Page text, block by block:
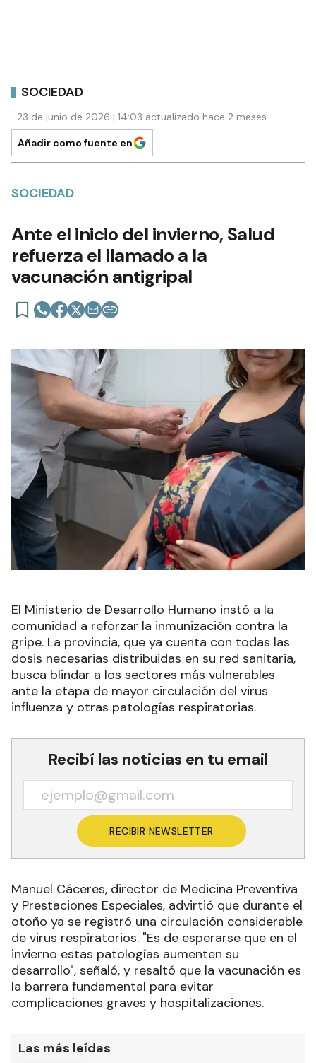
SOCIEDAD
23 de junio de 2026 | 14:03 actualizado hace 2 meses
Añadir como fuente en
SOCIEDAD
Ante el inicio del invierno, Salud
refuerza el llamado a la
vacunación antigripal
El Ministerio de Desarrollo Humano instó a la
comunidad a reforzar la inmunización contra la
gripe. La provincia, que ya cuenta con todas las
dosis necesarias distribuidas en su red sanitaria,
busca blindar a los sectores más vulnerables
ante la etapa de mayor circulación del virus
influenza y otras patologías respiratorias.
Recibí las noticias en tu email
RECIBIR NEWSLETTER
Manuel Cáceres, director de Medicina Preventiva
y Prestaciones Especiales, advirtió que durante el
otoño ya se registró una circulación considerable
de virus respiratorios. "Es de esperarse que en el
invierno estas patologías aumenten su
desarrollo", señaló, y resaltó que la vacunación es
la barrera fundamental para evitar
complicaciones graves y hospitalizaciones.
Las más leídas